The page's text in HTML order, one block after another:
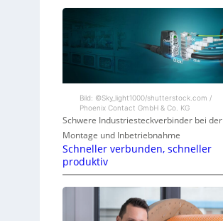
Bild: ©Sky_light1000/shutterstock.com /
Phoenix Contact GmbH & Co. KG
Schwere Industriesteckverbinder bei der
Montage und Inbetriebnahme
Schneller verbunden, schneller
produktiv